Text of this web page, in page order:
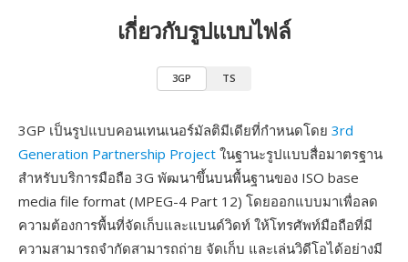
เกี่ยวกับรูปแบบไฟล์
3GP TS
3GP เป็นรูปแบบคอนเทนเนอร์มัลติมีเดียที่กำหนดโดย 3rd
Generation Partnership Project ในฐานะรูปแบบสื่อมาตรฐาน
สำหรับบริการมือถือ 3G พัฒนาขึ้นบนพื้นฐานของ ISO base
media file format (MPEG-4 Part 12) โดยออกแบบมาเพื่อลด
ความต้องการพื้นที่จัดเก็บและแบนด์วิดท์ ให้โทรศัพท์มือถือที่มี
ความสามารถจำกัดสามารถถ่าย จัดเก็บ และเล่นวิดีโอได้อย่างมี